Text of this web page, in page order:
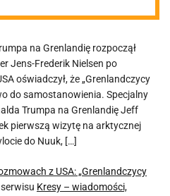
na Grenlandię rozpoczął
Jens-Frederik Nielsen po
oświadczył, że „Grenlandczycy
do samostanowienia. Specjalny
Trumpa na Grenlandię Jeff
pierwszą wizytę na arktycznej
do Nuuk, […]
z USA: „Grenlandczycy
Kresy – wiadomości,